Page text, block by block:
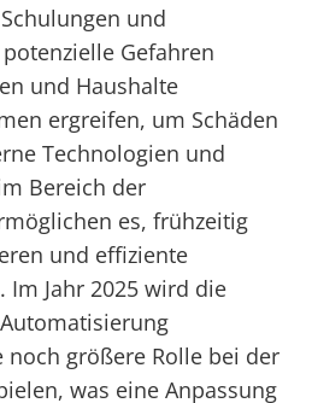
und
Gefahren
und Haushalte
ergreifen, um Schäden
Technologien und
Bereich der
es, frühzeitig
und effiziente
Im Jahr 2025 wird die
größere Rolle bei der
was eine Anpassung